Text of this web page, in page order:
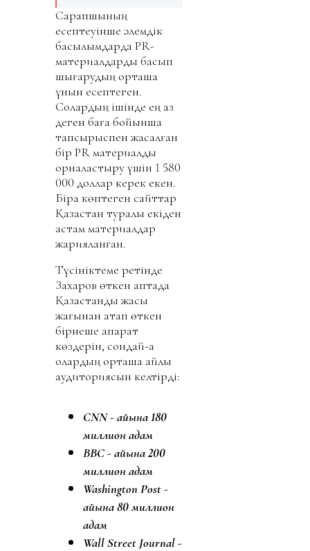
Сарапшының
есептеуінше әлемдік
басылымдарда PR-
материалдарды басып
шығарудың орташа
құнын есептеген.
Солардың ішінде ең аз
деген баға бойынша
тапсырыспен жасалған
бір PR материалды
орналастыру үшін 1 580
000 доллар керек екен.
Бірақ көптеген сайттар
Қазақстан туралы екіден
астам материалдар
жарияланған.
Түсініктеме ретінде
Захаров өткен аптада
Қазақстанды жақсы
жағынан атап өткен
бірнеше ақпарат
көздерін, сондай-ақ
олардың орташа айлық
аудиториясын келтірді:
CNN - айына 180
миллион адам
BBC - айына 200
миллион адам
Washington Post -
айына 80 миллион
адам
Wall Street Journal -